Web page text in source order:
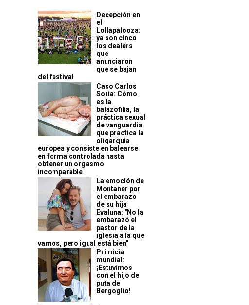
Decepción en
el
Lollapalooza:
ya son cinco
los dealers
que
anunciaron
que se bajan
del festival
Caso Carlos
Soria: Cómo
es la
balazofilia, la
práctica sexual
de vanguardia
que practica la
oligarquía
europea y consiste en balearse
en forma controlada hasta
obtener un orgasmo
incomparable
La emoción de
Montaner por
el embarazo
de su hija
Evaluna: "No la
embarazó el
pastor de la
iglesia a la que
vamos, pero igual está bien"
Primicia
mundial:
¡Estuvimos
con el hijo de
puta de
Bergoglio!